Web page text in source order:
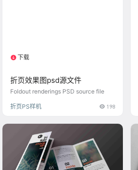
下载
折页效果图psd源文件
Foldout renderings PSD source file
折页PS样机 198